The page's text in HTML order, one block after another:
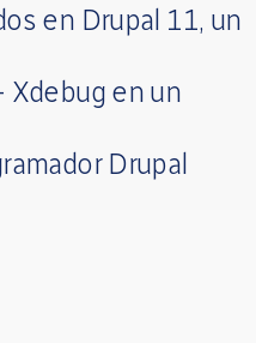
en Drupal 11, un
Xdebug en un
Drupal